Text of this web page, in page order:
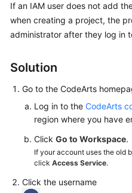
FAQs
Videos
More
General
Glossary
Shared
If an IAM user does not add
when creating a project, the
administrator after they log in
Solution
Go to the CodeArts
Log in to the CodeArts
region where you have
Click Go to Workspace.
If your account uses the old
click Access Service.
Click the username